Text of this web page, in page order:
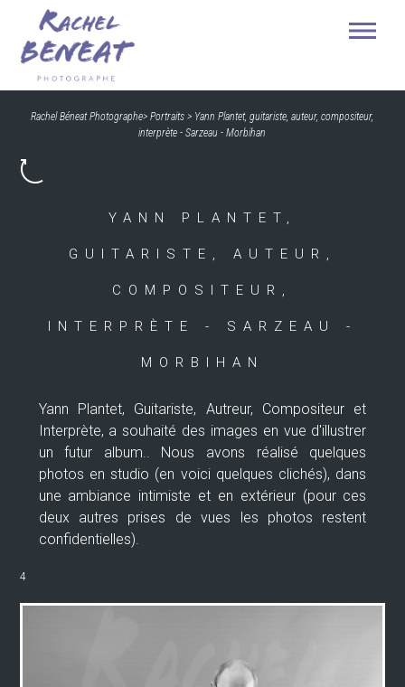
Rachel Béneat Photographe>Portraits > Yann Plantet, guitariste, auteur, compositeur,
interprète - Sarzeau - Morbihan
YANN PLANTET,
GUITARISTE, AUTEUR,
COMPOSITEUR,
INTERPRÈTE - SARZEAU -
MORBIHAN
Yann Plantet, Guitariste, Autreur, Compositeur et
Interprète, a souhaité des images en vue d'illustrer
un futur album.. Nous avons réalisé quelques
photos en studio (en voici quelques clichés), dans
une ambiance intimiste et en extérieur (pour ces
deux autres prises de vues les photos restent
confidentielles).
4